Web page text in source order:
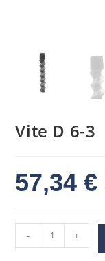
Vite D 6-3
57,34€
- +